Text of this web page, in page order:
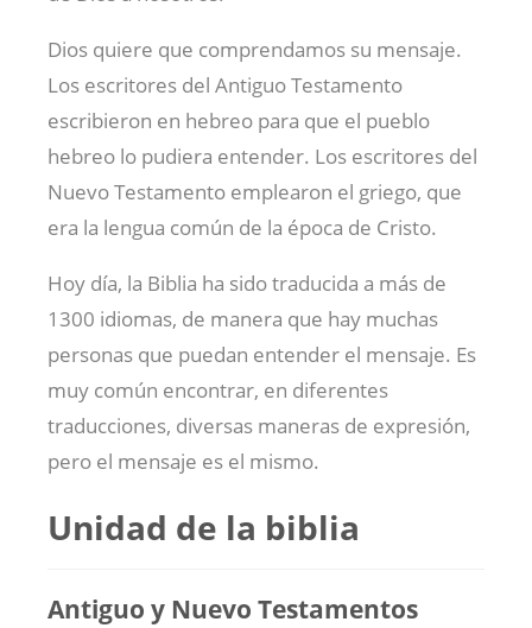
Dios quiere que comprendamos su mensaje.
Los escritores del Antiguo Testamento
escribieron en hebreo para que el pueblo
hebreo lo pudiera entender. Los escritores del
Nuevo Testamento emplearon el griego, que
era la lengua común de la época de Cristo.
Hoy día, la Biblia ha sido traducida a más de
1300 idiomas, de manera que hay muchas
personas que puedan entender el mensaje. Es
muy común encontrar, en diferentes
traducciones, diversas maneras de expresión,
pero el mensaje es el mismo.
Unidad de la biblia
Antiguo y Nuevo Testamentos